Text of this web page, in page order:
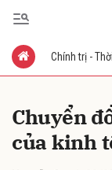
Chính trị -
Chuyển
của kinh
Gửi bình luận